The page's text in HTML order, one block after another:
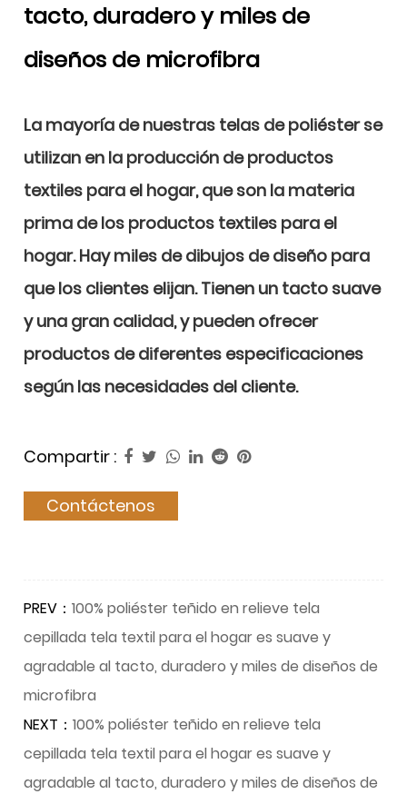
tacto, duradero y miles de
diseños de microfibra
La mayoría de nuestras telas de poliéster se
utilizan en la producción de productos
textiles para el hogar, que son la materia
prima de los productos textiles para el
hogar. Hay miles de dibujos de diseño para
que los clientes elijan. Tienen un tacto suave
y una gran calidad, y pueden ofrecer
productos de diferentes especificaciones
según las necesidades del cliente.
Compartir :
Contáctenos
PREV：100% poliéster teñido en relieve tela
cepillada tela textil para el hogar es suave y
agradable al tacto, duradero y miles de diseños de
microfibra
NEXT：100% poliéster teñido en relieve tela
cepillada tela textil para el hogar es suave y
agradable al tacto, duradero y miles de diseños de